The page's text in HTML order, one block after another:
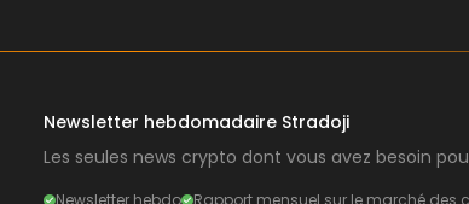
Newsletter hebdomadaire Stradoji
Les seules news crypto dont vous avez besoin
Newsletter hebdo Rapport mensuel sur le marché des